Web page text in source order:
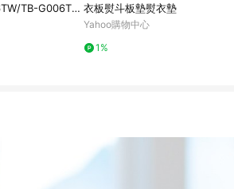
TB-G006TW 衣板熨斗板墊熨衣墊
Yahoo購物中心
1%